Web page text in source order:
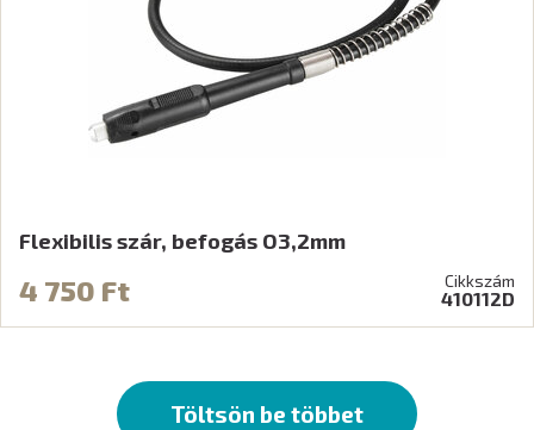
Flexibilis szár, befogás O3,2mm
4 750 Ft Cikkszám
410112D
Töltsön be többet